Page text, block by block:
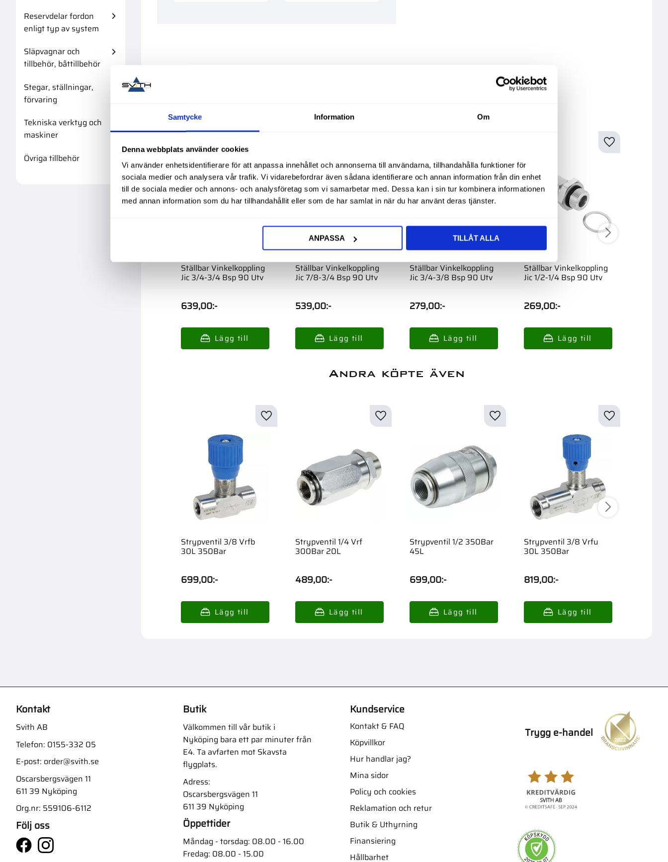
Samtycke Information Om
Denna webbplats använder cookies
Vi använder enhetsidentifierare för att anpassa innehållet och annonserna till användarna, tillhandahålla funktioner för
sociala medier och analysera vår trafik. Vi vidarebefordrar även sådana identifierare och annan information från din enhet
till de sociala medier och annons- och analysföretag som vi samarbetar med. Dessa kan i sin tur kombinera informationen
med annan information som du har tillhandahållit eller som de har samlat in när du har använt deras tjänster.
ANPASSA TILLÅT ALLA
Ställbar Vinkelkoppling
Jic 3/4-3/4 Bsp 90 Utv
639,00:-
Ställbar Vinkelkoppling
Jic 7/8-3/4 Bsp 90 Utv
539,00:-
Ställbar Vinkelkoppling
Jic 3/4-3/8 Bsp 90 Utv
279,00:-
Ställbar Vinkelkoppling
Jic 1/2-1/4 Bsp 90 Utv
269,00:-
Andra köpte även
Strypventil 3/8 Vrfb
30L 350Bar
699,00:-
Strypventil 1/4 Vrf
300Bar 20L
489,00:-
Strypventil 1/2 350Bar
45L
699,00:-
Strypventil 3/8 Vrfu
30L 350Bar
819,00:-
Reservdelar fordon
enligt typ av system
Släpvagnar och
tillbehör, båttillbehör
Stegar, ställningar,
förvaring
Tekniska verktyg och
maskiner
Övriga tillbehör
Kontakt
Svith AB
Telefon: 0155-332 05
E-post: order@svith.se
Oscarsbergsvägen 11
611 39 Nyköping
Org.nr: 559106-6112
Följ oss
Butik
Välkommen till vår butik i
Nyköping bara ett par minuter från
E4. Ta avfarten mot Skavsta
flygplats.
Adress:
Oscarsbergsvägen 11
611 39 Nyköping
Öppettider
Måndag - torsdag: 08.00 - 16.00
Fredag: 08.00 - 15.00
Kundservice
Kontakt & FAQ
Köpvillkor
Hur handlar jag?
Mina sidor
Policy och cookies
Reklamation och retur
Butik & Uthyrning
Finansiering
Hållbarhet
Trygg e-handel